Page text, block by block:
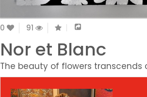
0 91
Nor et Blanc
The beauty of flowers transcends